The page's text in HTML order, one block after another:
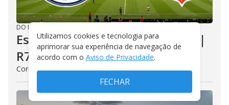
DO R7
Escale o seu time - Corinthians |
R7 Esportes
Corinthians em campo na próxima partida da Série A!
Utilizamos cookies e tecnologia para
aprimorar sua experiência de navegação de
acordo com o Aviso de Privacidade.
FECHAR